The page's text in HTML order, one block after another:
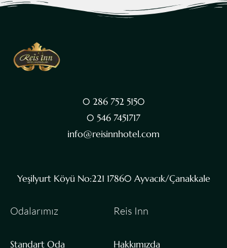
0 286 752 5150
0 546 7451717
info@reisinnhotel.com
Yeşilyurt Köyü No:221 17860 Ayvacık/Çanakkale
Odalarımız
Standart Oda
Reis Inn
Hakkımızda